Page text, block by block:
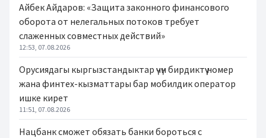
Айбек Айдаров: «Защита законного финансового
оборота от нелегальных потоков требует
слаженных совместных действий»
12:53, 07.08.2026
Орусиядагы кыргызстандыктар үчүн бирдиктүү номер
жана финтех-кызматтары бар мобилдик оператор
ишке кирет
11:51, 07.08.2026
Нацбанк сможет обязать банки бороться с